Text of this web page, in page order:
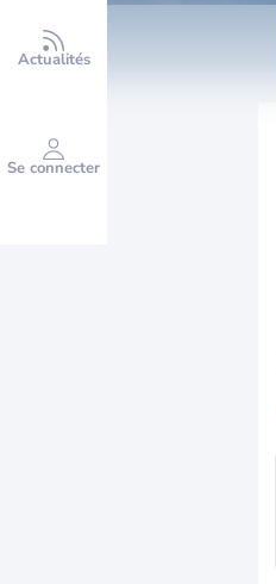
Actualités
Se connecter